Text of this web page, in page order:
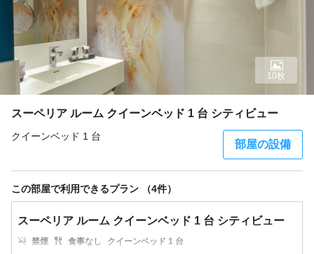
スーペリア ルーム クイーンベッド 1 台 シティビュー
クイーンベッド 1 台
部屋の設備
10枚
この部屋で利用できるプラン （4件）
スーペリア ルーム クイーンベッド 1 台 シティビュー
禁煙 食事なし
クイーンベッド 1 台